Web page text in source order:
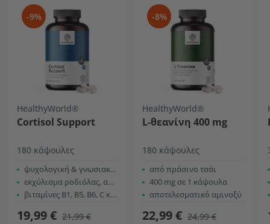
-9%
HealthyWorld®
Cortisol Support
180 κάψουλες
ψυχολογική & γνωσιακή λειτουργία
εκχύλισμα ροδιόλας, ασβάγκαντα
βιταμίνες B1, B5, B6, C και ψευδάργυρος
19,99 € 21,99 €
-8%
HealthyWorld®
L-θεανίνη 400 mg
180 κάψουλες
από πράσινο τσάι
400 mg σε 1 κάψουλα
αποτελεσματικό αμινοξύ
22,99 € 24,99 €